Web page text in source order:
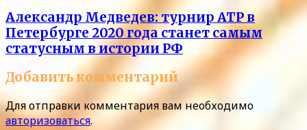
Александр Медведев: турнир ATP в
Петербурге 2020 года станет самым
статусным в истории РФ
Добавить комментарий
Для отправки комментария вам необходимо
авторизоваться.